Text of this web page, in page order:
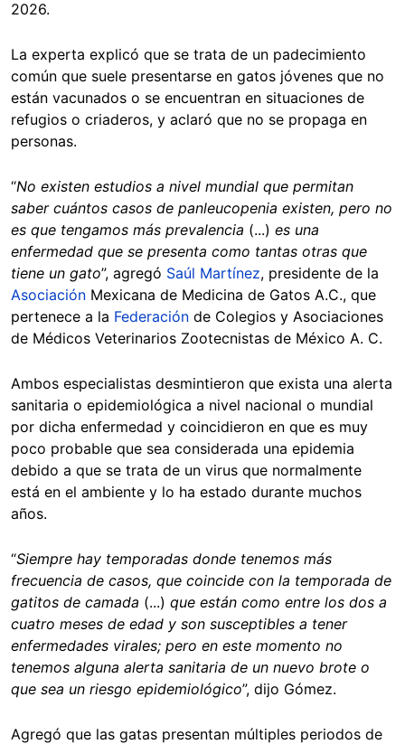
2026.
La experta explicó que se trata de un padecimiento
común que suele presentarse en gatos jóvenes que no
están vacunados o se encuentran en situaciones de
refugios o criaderos, y aclaró que no se propaga en
personas.
“No existen estudios a nivel mundial que permitan
saber cuántos casos de panleucopenia existen, pero no
es que tengamos más prevalencia (...) es una
enfermedad que se presenta como tantas otras que
tiene un gato”, agregó Saúl Martínez, presidente de la
Asociación Mexicana de Medicina de Gatos A.C., que
pertenece a la Federación de Colegios y Asociaciones
de Médicos Veterinarios Zootecnistas de México A. C.
Ambos especialistas desmintieron que exista una alerta
sanitaria o epidemiológica a nivel nacional o mundial
por dicha enfermedad y coincidieron en que es muy
poco probable que sea considerada una epidemia
debido a que se trata de un virus que normalmente
está en el ambiente y lo ha estado durante muchos
años.
“Siempre hay temporadas donde tenemos más
frecuencia de casos, que coincide con la temporada de
gatitos de camada (...) que están como entre los dos a
cuatro meses de edad y son susceptibles a tener
enfermedades virales; pero en este momento no
tenemos alguna alerta sanitaria de un nuevo brote o
que sea un riesgo epidemiológico”, dijo Gómez.
Agregó que las gatas presentan múltiples periodos de